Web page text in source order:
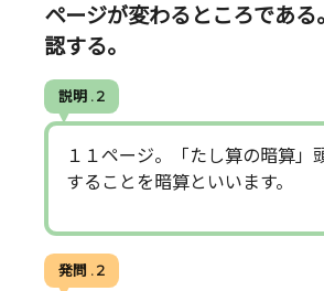
ページが変わるところである
認する。
説明 . 2
１１ページ。「たし算の暗算」
することを暗算といいます。
発問 . 2